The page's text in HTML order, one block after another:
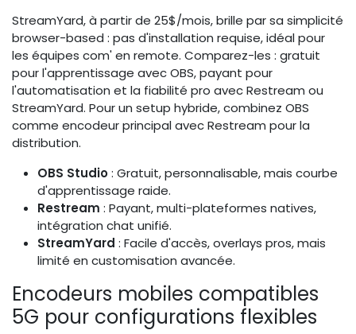
StreamYard, à partir de 25$/mois, brille par sa simplicité
browser-based : pas d'installation requise, idéal pour
les équipes com' en remote. Comparez-les : gratuit
pour l'apprentissage avec OBS, payant pour
l'automatisation et la fiabilité pro avec Restream ou
StreamYard. Pour un setup hybride, combinez OBS
comme encodeur principal avec Restream pour la
distribution.
OBS Studio: Gratuit, personnalisable, mais courbe
d'apprentissage raide.
Restream : Payant, multi-plateformes natives,
intégration chat unifié.
StreamYard : Facile d'accès, overlays pros, mais
limité en customisation avancée.
Encodeurs mobiles compatibles
5G pour configurations flexibles